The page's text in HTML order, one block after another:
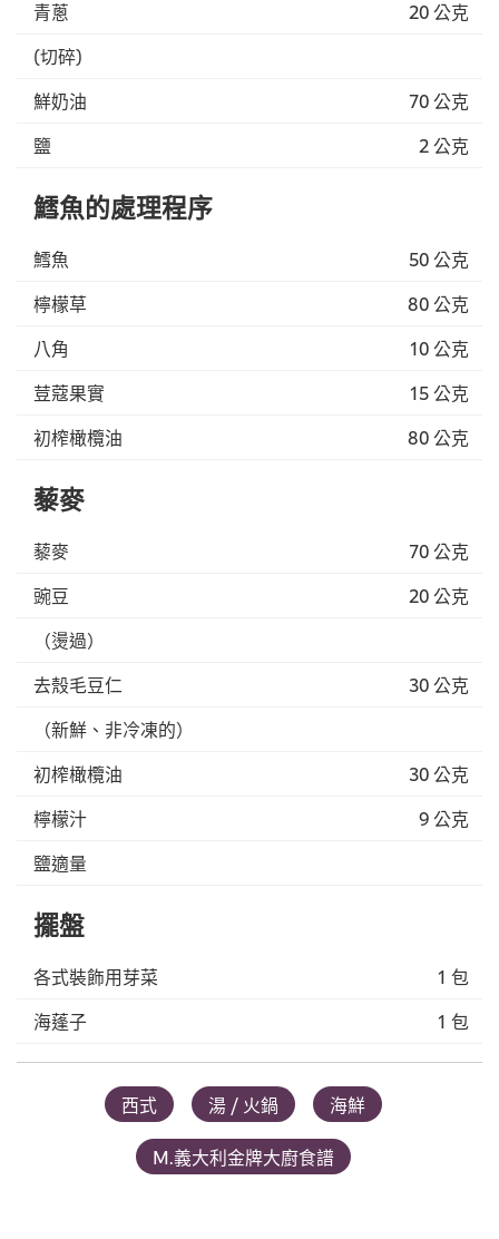
青蔥
20 公克
(切碎)
鮮奶油
70 公克
鹽
2 公克
鱈魚的處理程序
鱈魚
50 公克
檸檬草
80 公克
八角
10 公克
荳蔻果實
15 公克
初榨橄欖油
80 公克
藜麥
藜麥
70 公克
豌豆
20 公克
（燙過）
去殼毛豆仁
30 公克
（新鮮、非冷凍的）
初榨橄欖油
30 公克
檸檬汁
9 公克
鹽適量
擺盤
各式裝飾用芽菜
1 包
海蓬子
1 包
西式 湯 / 火鍋 海鮮
M.義大利金牌大廚食譜